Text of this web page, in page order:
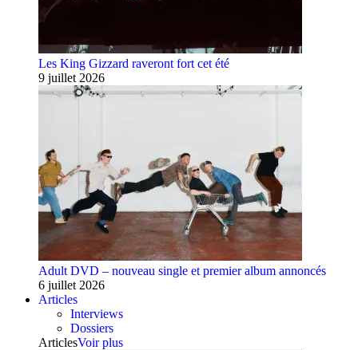
Les King Gizzard raveront fort cet été
9 juillet 2026
Adult DVD – nouveau single et premier album annoncés
6 juillet 2026
Articles
Interviews
Dossiers
ArticlesVoir plus